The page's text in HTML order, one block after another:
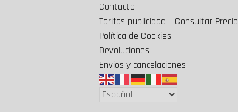
Contacto
Tarifas publicidad – Consultar
Política de Cookies
Devoluciones
Envios y cancelaciones